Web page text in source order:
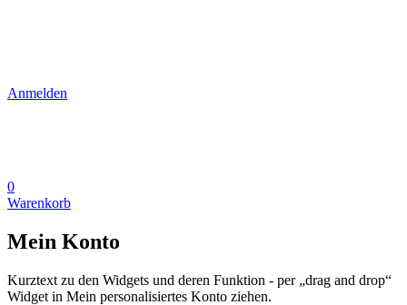
Anmelden
0
Warenkorb
Mein Konto
Kurztext zu den Widgets und deren Funktion - per „drag and drop“
Widget in Mein personalisiertes Konto ziehen.